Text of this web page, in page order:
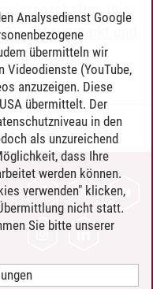
(bis
-Arbeitsmarkt und
Analysedienst Google
übermitteln wir
Videodienste (YouTube,
anzuzeigen. Diese
übermittelt. Der
in den
als unzureichend
dass Ihre
werden können.
verwenden" klicken,
nicht statt.
Sie bitte unserer